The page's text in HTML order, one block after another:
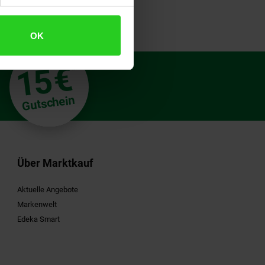
OK
15€**
Gutschein
Über Marktkauf
Aktuelle Angebote
Markenwelt
Edeka Smart